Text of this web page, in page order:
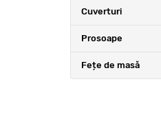
Cuverturi
Prosoape
Fețe de masă